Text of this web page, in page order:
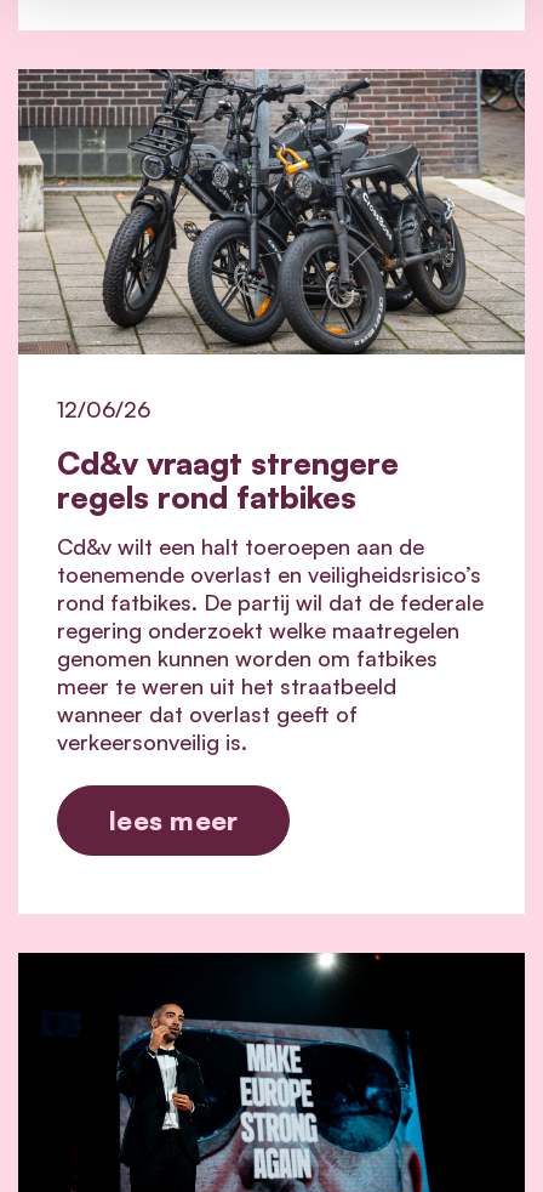
Cd&v vraagt strengere
regels rond fatbikes
12/06/26
Cd&v wilt een halt toeroepen aan de
toenemende overlast en veiligheidsrisico’s
rond fatbikes. De partij wil dat de federale
regering onderzoekt welke maatregelen
genomen kunnen worden om fatbikes
meer te weren uit het straatbeeld
wanneer dat overlast geeft of
verkeersonveilig is.
lees meer